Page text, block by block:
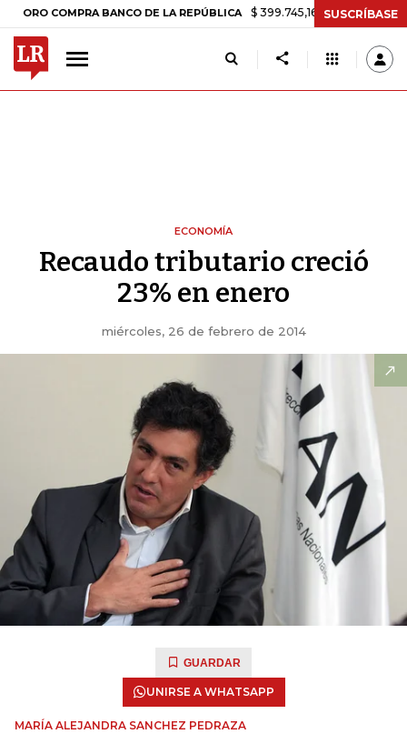
COMPRA BANCO DE LA REPÚBLICA $ 399.745,16 +$ 2.295,71 +0,58%
SUSCRÍBASE
ECONOMÍA
Recaudo tributario creció
23% en enero
miércoles, 26 de febrero de 2014
GUARDAR
UNIRSE A WHATSAPP
MARÍA ALEJANDRA SANCHEZ PEDRAZA